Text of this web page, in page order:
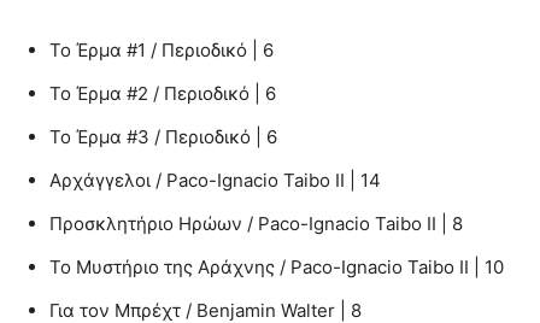
Το Έρμα #1 / Περιοδικό | 6
Το Έρμα #2 / Περιοδικό | 6
Το Έρμα #3 / Περιοδικό | 6
Αρχάγγελοι / Paco-Ignacio Taibo II | 14
Προσκλητήριο Ηρώων / Paco-Ignacio Taibo II | 8
Το Μυστήριο της Αράχνης / Paco-Ignacio Taibo II | 10
Για τον Μπρέχτ / Benjamin Walter | 8